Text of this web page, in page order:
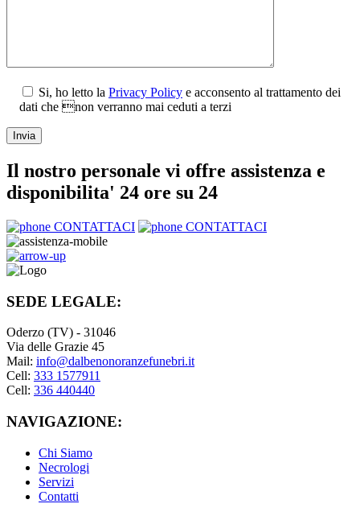
Si, ho letto la Privacy Policy e acconsento al trattamento dei
dati che non verranno mai ceduti a terzi
Il nostro personale vi offre assistenza e
disponibilita' 24 ore su 24
CONTATTACI CONTATTACI
SEDE LEGALE:
Oderzo (TV) - 31046
Via delle Grazie 45
Mail: info@dalbenonoranzefunebri.it
Cell: 333 1577911
Cell: 336 440440
NAVIGAZIONE:
Chi Siamo
Necrologi
Servizi
Contatti